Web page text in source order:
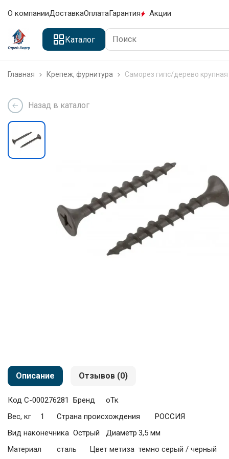
О компанииДоставкаОплатаГарантия Акции
Каталог
Главная Крепеж, фурнитура Саморез гипс/дерево
Назад в каталог
Описание Отзывов (0)
Код С-000276281 Бренд
оТк
Вес, кг
1 Страна происхождения
РОССИЯ
Вид наконечника Острый Диаметр 3,5 мм
Материал
сталь Цвет метиза темно серый / черный